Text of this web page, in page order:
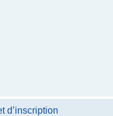
d’inscription